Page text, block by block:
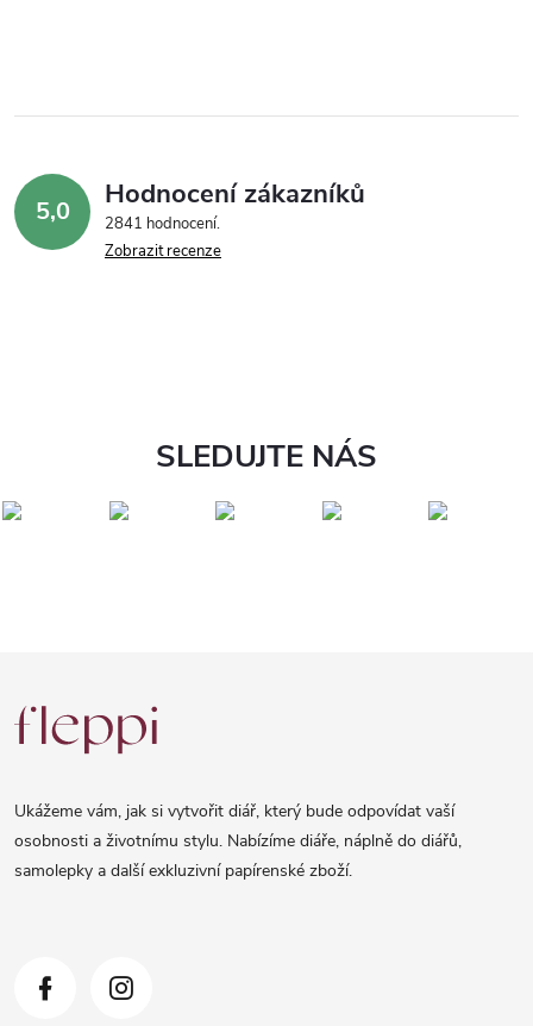
5,0 Hodnocení zákazníků
2841 hodnocení
Zobrazit recenze
SLEDUJTE NÁS
á
Ukážeme vám, jak si vytvořit diář, který bude odpovídat vaší
osobnosti a životnímu stylu. Nabízíme diáře, náplně do diářů,
samolepky a další exkluzivní papírenské zboží.